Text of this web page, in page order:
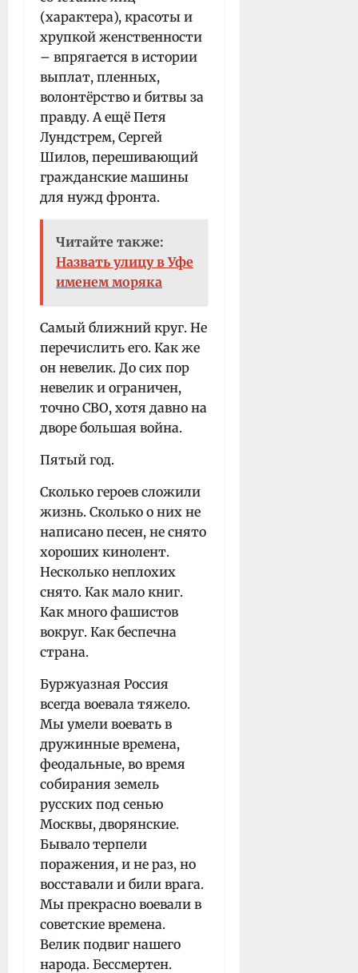
(характера), красоты и
хрупкой женственности
– впрягается в истории
выплат, пленных,
волонтёрство и битвы за
правду. А ещё Петя
Лундстрем, Сергей
Шилов, перешивающий
гражданские машины
для нужд фронта.
Читайте также:
Назвать улицу в Уфе
именем моряка
Самый ближний круг. Не
перечислить его. Как же
он невелик. До сих пор
невелик и ограничен,
точно СВО, хотя давно на
дворе большая война.
Пятый год.
Сколько героев сложили
жизнь. Сколько о них не
написано песен, не снято
хороших кинолент.
Несколько неплохих
снято. Как мало книг.
Как много фашистов
вокруг. Как беспечна
страна.
Буржуазная Россия
всегда воевала тяжело.
Мы умели воевать в
дружинные времена,
феодальные, во время
собирания земель
русских под сенью
Москвы, дворянские.
Бывало терпели
поражения, и не раз, но
восставали и били врага.
Мы прекрасно воевали в
советские времена.
Велик подвиг нашего
народа. Бессмертен.